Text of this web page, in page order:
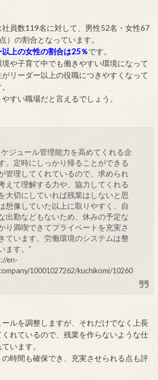
員数119名に対して、男性52名・女性67
）の割合となっています。
以上の女性の割合は25％です。
や子育て中でも働きやすい環境になって
リーダー以上の役職につきやすくなって
すい職場だと言えるでしょう。
ジュール管理能力を高めてくれる企
。定時にしっかり帰ることができる
管理してくれているので、求められ
えて理解する力や、協力してくれる
大切にしていれば残業はしないと思
想像していた以上に取りやすく、自
出勤などもないため、休みの予定な
り満喫できてプライベートを充実さ
ています。労働環境のシステムは整
ます。”
en-
10001027262/kuchikomi/10260
ルを調整しますが、それだけでなく上長
れているので、残業を作らないような仕
います。
の時間も確保でき、充実させられる点も評